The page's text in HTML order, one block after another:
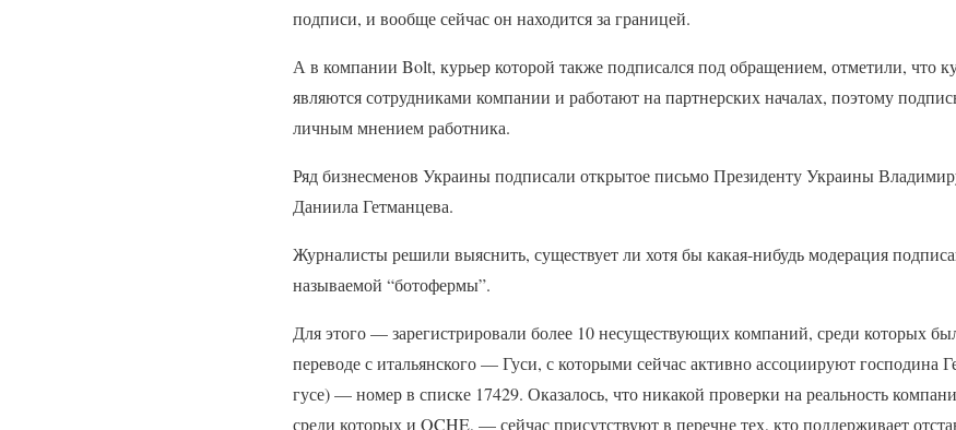
подписи, и вообще сейчас он находится за границей.
А в компании Bolt, курьер которой также подписался под обращением, отметили, что
являются сотрудниками компании и работают на партнерских началах, поэтому
личным мнением работника.
Ряд бизнесменов Украины подписали открытое письмо Президенту Украины
Даниила Гетманцева.
Журналисты решили выяснить, существует ли хотя бы какая-нибудь модерация
называемой “ботофермы”.
Для этого — зарегистрировали более 10 несуществующих компаний, среди которых
переводе с итальянского — Гуси, с которыми сейчас активно ассоциируют господина
гусе) — номер в списке 17429. Оказалось, что никакой проверки на реальность
среди которых и OCHE, — сейчас присутствуют в перечне тех, кто поддерживает